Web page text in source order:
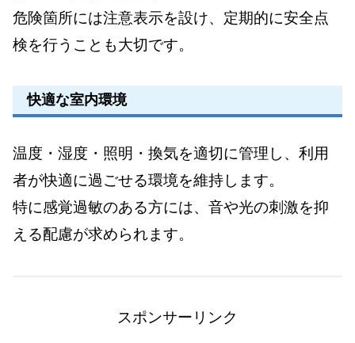
危険箇所には注意表示を設け、定期的に安全点
検を行うことも大切です。
快適な室内環境
温度・湿度・照明・換気を適切に管理し、利用
者が快適に過ごせる環境を維持します。
特に感覚過敏のある方には、音や光の刺激を抑
える配慮が求められます。
スポンサーリンク